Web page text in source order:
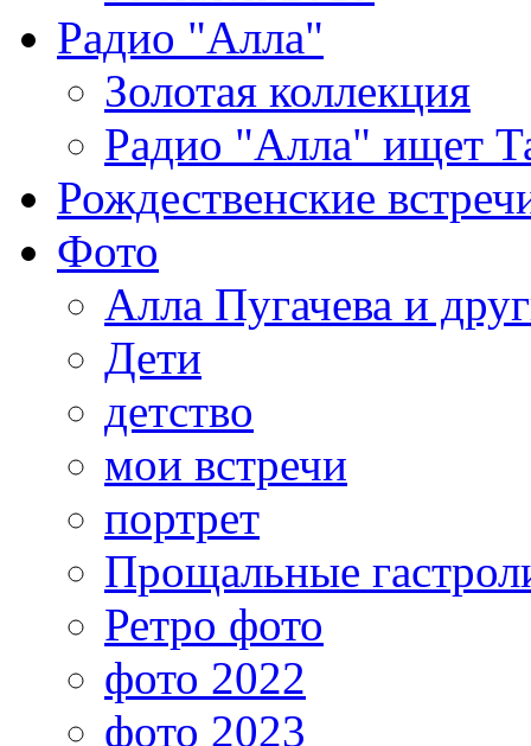
Радио "Алла"
Золотая коллекция
Радио "Алла" ищет
Рождественские
Фото
Алла Пугачева и
Дети
детство
мои встречи
портрет
Прощальные
Ретро фото
фото 2022
фото 2023